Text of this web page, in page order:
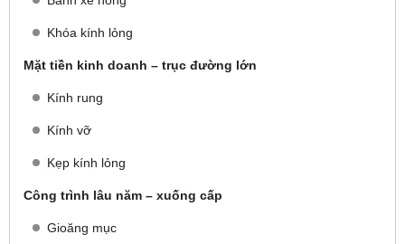
Khóa kính lỏng
Mặt tiền kinh doanh – trục đường lớn
Kính rung
Kính vỡ
Kẹp kính lỏng
Công trình lâu năm – xuống cấp
Gioăng mục